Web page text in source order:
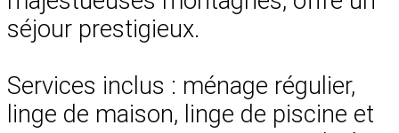
séjour prestigieux.
Services inclus : ménage régulier,
linge de maison, linge de piscine et